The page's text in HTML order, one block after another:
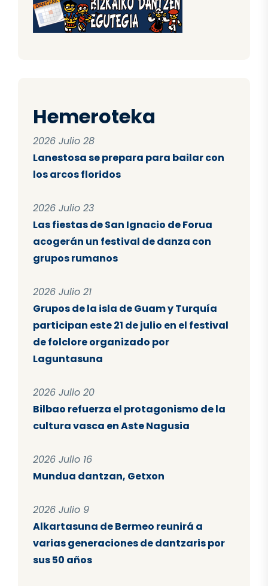
Hemeroteka
2026 Julio 28
Lanestosa se prepara para bailar con
los arcos floridos
2026 Julio 23
Las fiestas de San Ignacio de Forua
acogerán un festival de danza con
grupos rumanos
2026 Julio 21
Grupos de la isla de Guam y Turquía
participan este 21 de julio en el festival
de folclore organizado por
Laguntasuna
2026 Julio 20
Bilbao refuerza el protagonismo de la
cultura vasca en Aste Nagusia
2026 Julio 16
Mundua dantzan, Getxon
2026 Julio 9
Alkartasuna de Bermeo reunirá a
varias generaciones de dantzaris por
sus 50 años